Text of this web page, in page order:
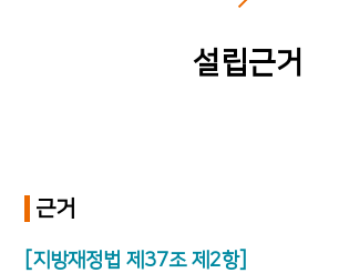
설립근거
근거
[지방재정법 제37조 제2항]